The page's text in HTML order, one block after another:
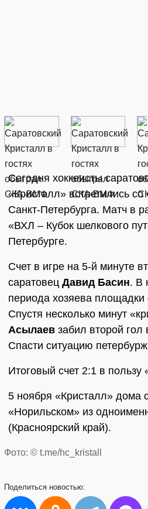
Сегодня хоккеисты
«Кристалл» встретились
Санкт-Петербурга. Матч в
«ВХЛ – Кубок шелкового
Петербурге.
Счет в игре на 5-й минуте
саратовец Давид Басин. В
периода хозяева площадки
Спустя несколько минут
Асылаев забил второй
Спасти ситуацию
Итоговый счет 2:1 в пользу
5 ноября «Кристалл» дома
«Норильском» из
(Красноярский край).
Фото: © t.me/hc_kristall
Поделиться новостью: